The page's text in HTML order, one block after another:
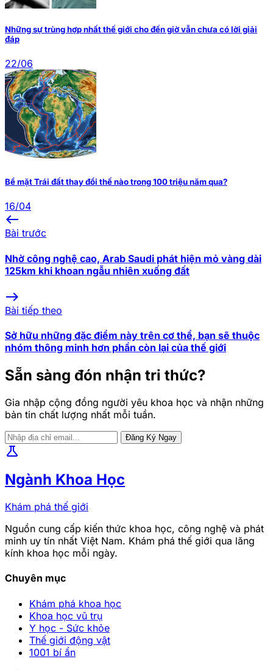
Những sự trùng hợp nhất thế giới cho đến giờ vẫn chưa có lời giải
đáp
22/06
Bề mặt Trái đất thay đổi thế nào trong 100 triệu năm qua?
16/04
west
Bài trước
Nhờ công nghệ cao, Arab Saudi phát hiện mỏ vàng dài
125km khi khoan ngẫu nhiên xuống đất
east
Bài tiếp theo
Sở hữu những đặc điểm này trên cơ thể, bạn sẽ thuộc
nhóm thông minh hơn phần còn lại của thế giới
Sẵn sàng đón nhận tri thức?
Gia nhập cộng đồng người yêu khoa học và nhận những
bản tin chất lượng nhất mỗi tuần.
Đăng Ký Ngay
science
Ngành Khoa Học
Khám phá thế giới
Nguồn cung cấp kiến thức khoa học, công nghệ và phát
minh uy tín nhất Việt Nam. Khám phá thế giới qua lăng
kính khoa học mỗi ngày.
Chuyên mục
Khám phá khoa học
Khoa học vũ trụ
Y học - Sức khỏe
Thế giới động vật
1001 bí ẩn